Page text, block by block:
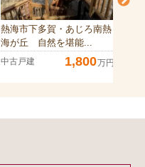
熱海市下多賀・あじろ南熱
海が丘 自然を堪能...
中古戸建 1,800万円